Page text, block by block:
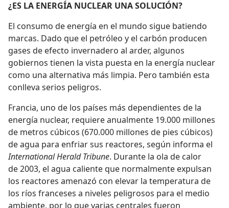
¿ES LA ENERGÍA NUCLEAR UNA SOLUCIÓN?
El consumo de energía en el mundo sigue batiendo
marcas. Dado que el petróleo y el carbón producen
gases de efecto invernadero al arder, algunos
gobiernos tienen la vista puesta en la energía nuclear
como una alternativa más limpia. Pero también esta
conlleva serios peligros.
Francia, uno de los países más dependientes de la
energía nuclear, requiere anualmente 19.000 millones
de metros cúbicos (670.000 millones de pies cúbicos)
de agua para enfriar sus reactores, según informa el
International Herald Tribune. Durante la ola de calor
de 2003, el agua caliente que normalmente expulsan
los reactores amenazó con elevar la temperatura de
los ríos franceses a niveles peligrosos para el medio
ambiente, por lo que varias centrales fueron